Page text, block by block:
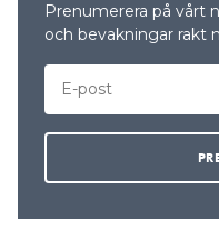
Prenumerera på vårt
och bevakningar rakt